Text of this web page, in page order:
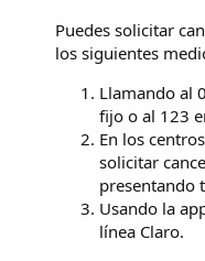
Puedes solicitar
los siguientes
Llamando al
fijo o al 123
En los
solicitar
presentando
Usando la
línea Claro.